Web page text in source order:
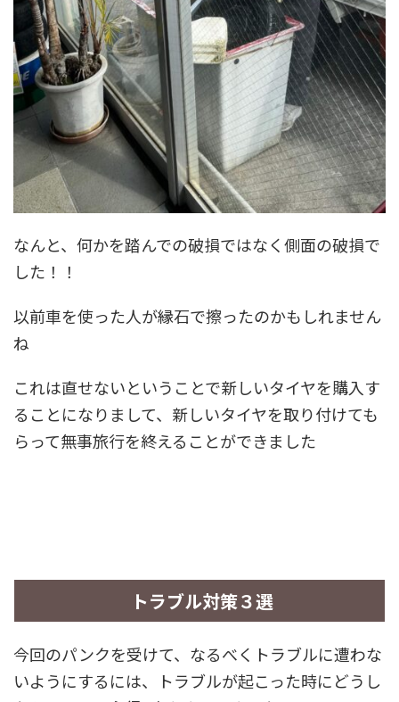
なんと、何かを踏んでの破損ではなく側面の破損で
した！！
以前車を使った人が縁石で擦ったのかもしれません
ね
これは直せないということで新しいタイヤを購入す
ることになりまして、新しいタイヤを取り付けても
らって無事旅行を終えることができました
トラブル対策３選
今回のパンクを受けて、なるべくトラブルに遭わな
いようにするには、トラブルが起こった時にどうし